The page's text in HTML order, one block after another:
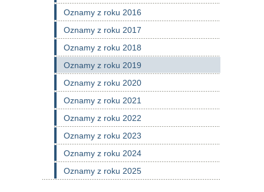
Oznamy z roku 2016
Oznamy z roku 2017
Oznamy z roku 2018
Oznamy z roku 2019
Oznamy z roku 2020
Oznamy z roku 2021
Oznamy z roku 2022
Oznamy z roku 2023
Oznamy z roku 2024
Oznamy z roku 2025